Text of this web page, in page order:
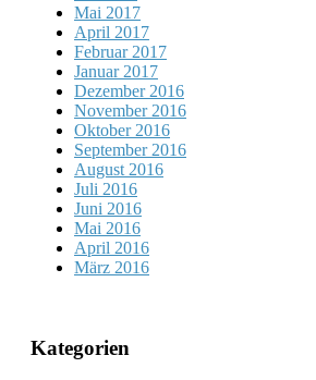
Mai 2017
April 2017
Februar 2017
Januar 2017
Dezember 2016
November 2016
Oktober 2016
September 2016
August 2016
Juli 2016
Juni 2016
Mai 2016
April 2016
März 2016
Kategorien